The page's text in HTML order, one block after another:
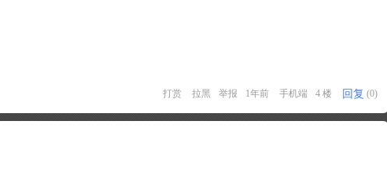
打赏 拉黑 举报 1年前 手机端 4 楼 回复 (0)